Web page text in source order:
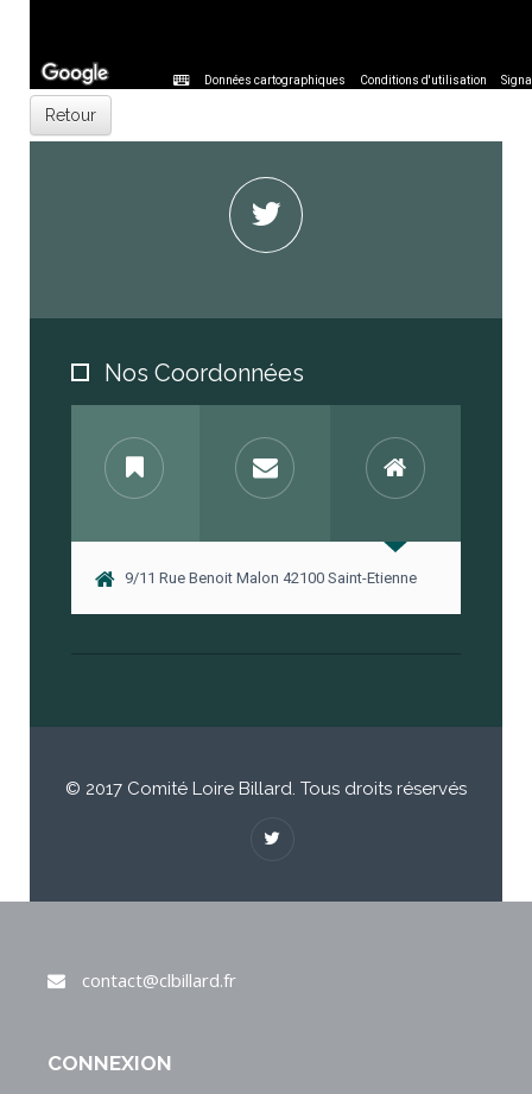
Données cartographiques Conditions d'utilisation
Données cartographiques Conditions d'utilisation
Données cartographiques Conditions d'utilisation
Nos Coordonnées
9/11 Rue Benoit Malon 42100 Saint-Etienne
© 2017 Comité Loire Billard. Tous droits réservés
contact@clbillard.fr
CONNEXION